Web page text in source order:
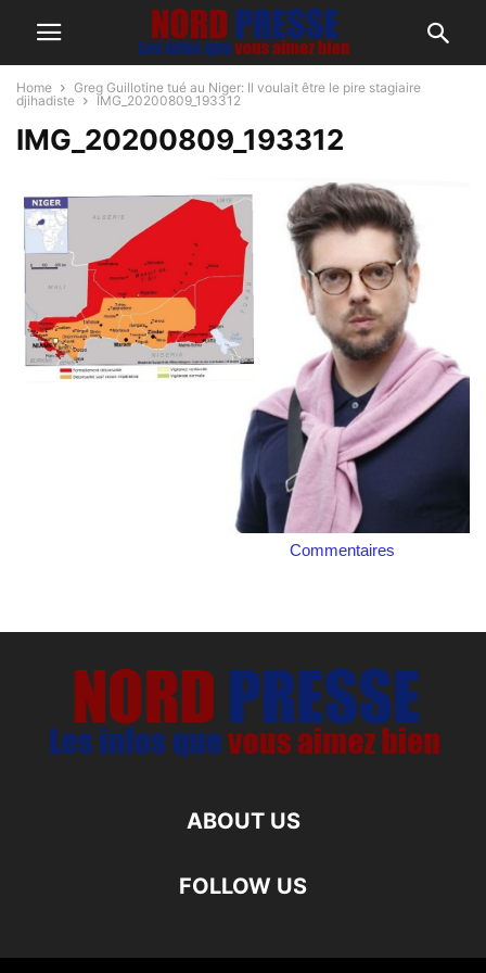
Home
Greg Guillotine tué au Niger: Il voulait être le pire stagiaire
djihadiste
IMG_20200809_193312
IMG_20200809_193312
Commentaires
ABOUT US
FOLLOW US